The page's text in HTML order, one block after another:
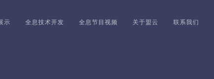
示 全息技术开发 全息节目视频 关于盟云 联系我们